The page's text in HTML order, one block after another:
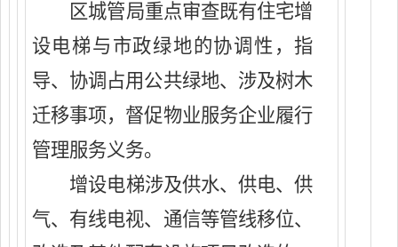
区城管局重点审查既有住宅增
设电梯与市政绿地的协调性，指
导、协调占用公共绿地、涉及树木
迁移事项，督促物业服务企业履行
管理服务义务。
增设电梯涉及供水、供电、供
气、有线电视、通信等管线移位、